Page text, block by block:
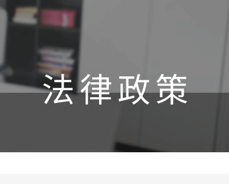
法律政策